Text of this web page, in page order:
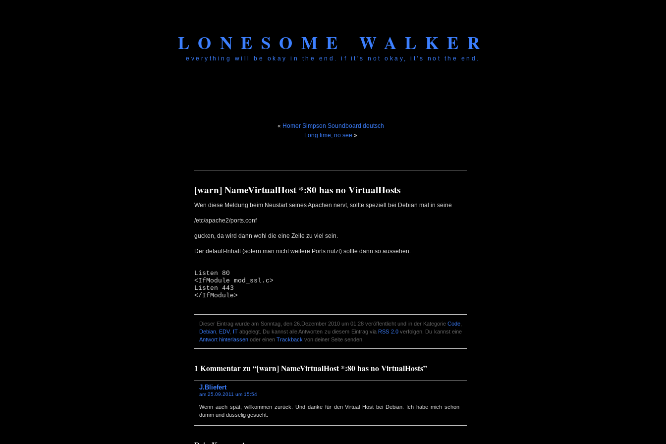
LONESOME WALKER
everything will be okay in the end. if it's not okay, it's not the end.
« Homer Simpson Soundboard deutsch
Long time, no see »
[warn] NameVirtualHost *:80 has no VirtualHosts
Wen diese Meldung beim Neustart seines Apachen nervt, sollte speziell bei Debian mal in seine
/etc/apache2/ports.conf
gucken, da wird dann wohl die eine Zeile zu viel sein.
Der default-Inhalt (sofern man nicht weitere Ports nutzt) sollte dann so aussehen:
Listen 80
<IfModule mod_ssl.c>
Listen 443
</IfModule>
Dieser Eintrag wurde am Sonntag, den 26.Dezember 2010 um 01:28 veröffentlicht und in der Kategorie Code
Debian ,EDV, ITabgelegt. Du kannst alle Antworten zu diesem Eintrag viaRSS 2.0verfolgen. Du kannst eine
Antwort hinterlassen oder einen Trackback von deiner Seite senden.
1 Kommentar zu “[warn] NameVirtualHost *:80 has no VirtualHosts”
J.Bliefert
am 25.09.2011 um 15:54
Wenn auch spät, willkommen zurück. Und danke für den Virtual Host bei Debian. Ich habe mich schon
dumm und dusselig gesucht.